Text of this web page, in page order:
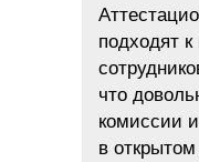
подходят
что
комиссии
в